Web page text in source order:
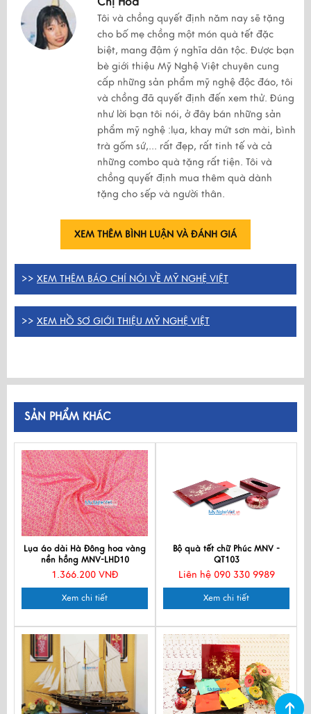
Tôi và chồng quyết định năm nay sẽ tặng
cho bố mẹ chồng một món quà tết đặc
biệt, mang đậm ý nghĩa dân tộc. Được bạn
bè giới thiệu Mỹ Nghệ Việt chuyên cung
cấp những sản phẩm mỹ nghệ độc đáo, tôi
và chồng đã quyết định đến xem thử. Đúng
như lời bạn tôi nói, ở đây bán những sản
phẩm mỹ nghệ :lụa, khay mứt sơn mài, bình
trà gốm sứ,... rất đẹp, rất tinh tế và cả
những combo quà tặng rất tiện. Tôi và
chồng quyết định mua thêm quà dành
tặng cho sếp và người thân.
XEM THÊM BÌNH LUẬN VÀ ĐÁNH GIÁ
>> XEM THÊM BÁO CHÍ NÓI VỀ MỸ NGHỆ VIỆT
>> XEM HỒ SƠ GIỚI THIỆU MỸ NGHỆ VIỆT
SẢN PHẨM KHÁC
Lụa áo dài Hà Đông hoa vàng
nền hồng MNV-LHD10
1.366.200 VNĐ
Xem chi tiết
Bộ quà tết chữ Phúc MNV -
QT103
Liên hệ 090 330 9989
Xem chi tiết